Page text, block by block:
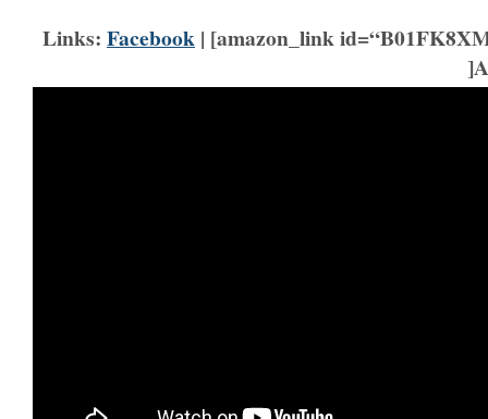
Links: Facebook | [amazon_link